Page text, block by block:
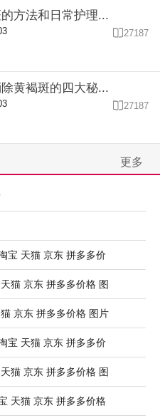
方法和日常护理...
27187
黄褐斑的四大秘...
 27187
更多
宝 天猫 京东 拼多多价
猫 京东 拼多多价格 图
京东 拼多多价格 图片
宝 天猫 京东 拼多多价
猫 京东 拼多多价格 图
天猫 京东 拼多多价格